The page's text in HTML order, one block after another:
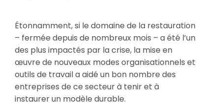
Étonnamment, si le domaine de la restauration
– fermée depuis de nombreux mois – a été l’un
des plus impactés par la crise, la mise en
œuvre de nouveaux modes organisationnels et
outils de travail a aidé un bon nombre des
entreprises de ce secteur à tenir et à
instaurer un modèle durable.